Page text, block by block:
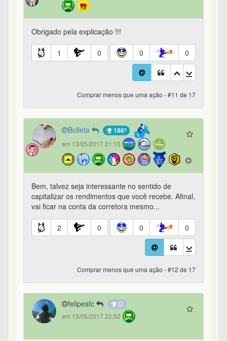
Obrigado pela explicação !!!
1 0 0 0
Comprar menos que uma ação - #11 de 17
Bolleta 186º
em 13/05/2017 21:15
Bem, talvez seja interessante no sentido de
capitalizar os rendimentos que você recebe. Afinal,
vai ficar na conta da corretora mesmo...
2 0 0 0
Comprar menos que uma ação - #12 de 17
felipesfc
em 13/05/2017 22:52